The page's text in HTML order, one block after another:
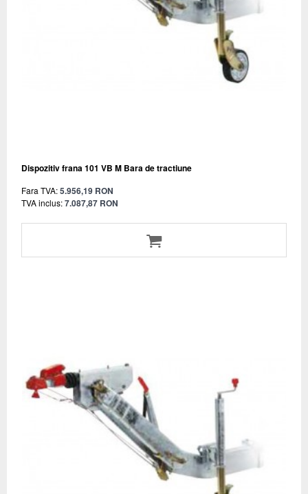
Dispozitiv frana 101 VB M Bara de tractiune
Fara TVA:5.956,19 RON
TVA inclus:7.087,87 RON